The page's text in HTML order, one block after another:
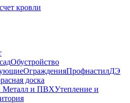
кровли
Обустройство
ОгражденияПрофнастилДЭ
доска
Металл и ПВХУтепление и